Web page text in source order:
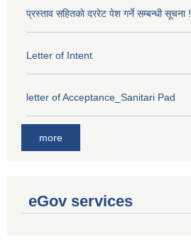
प्रस्ताव सहितकाे दररेट पेश गर्ने सम्बन्धी सूचना !
Letter of Intent
letter of Acceptance_Sanitari Pad
more
eGov services